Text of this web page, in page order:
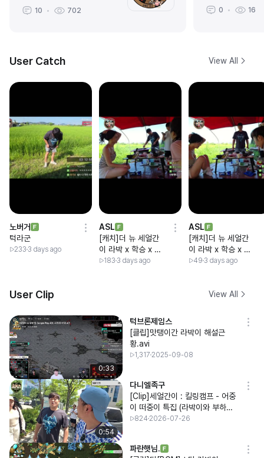
니다미녀게스트 섭외 완료
10 702 0 16
User Catch View All
노버거
턱라군
233 3 days ago
ASL
[캐치]더 뉴 세얼간
이 라박 x 학승 x 제
민 x 진니 x 진서랄
183 3 days ago
ASL
[캐치]더 뉴 세얼간
이 라박 x 학승 x 제
민 x 진니 x 진서랄
49 3 days ago
User Clip View All
0:33
턱브론제임스
[클립]맛탱이간 라박이 해설근
황.avi
1,317 2025-09-08
0:54
다니엘족구
[Clip]세얼간이 : 킬링캠프 - 어중
이 떠중이 특집 (라박이와 부하들
총출동)
824 2026-07-26
파란햇님.